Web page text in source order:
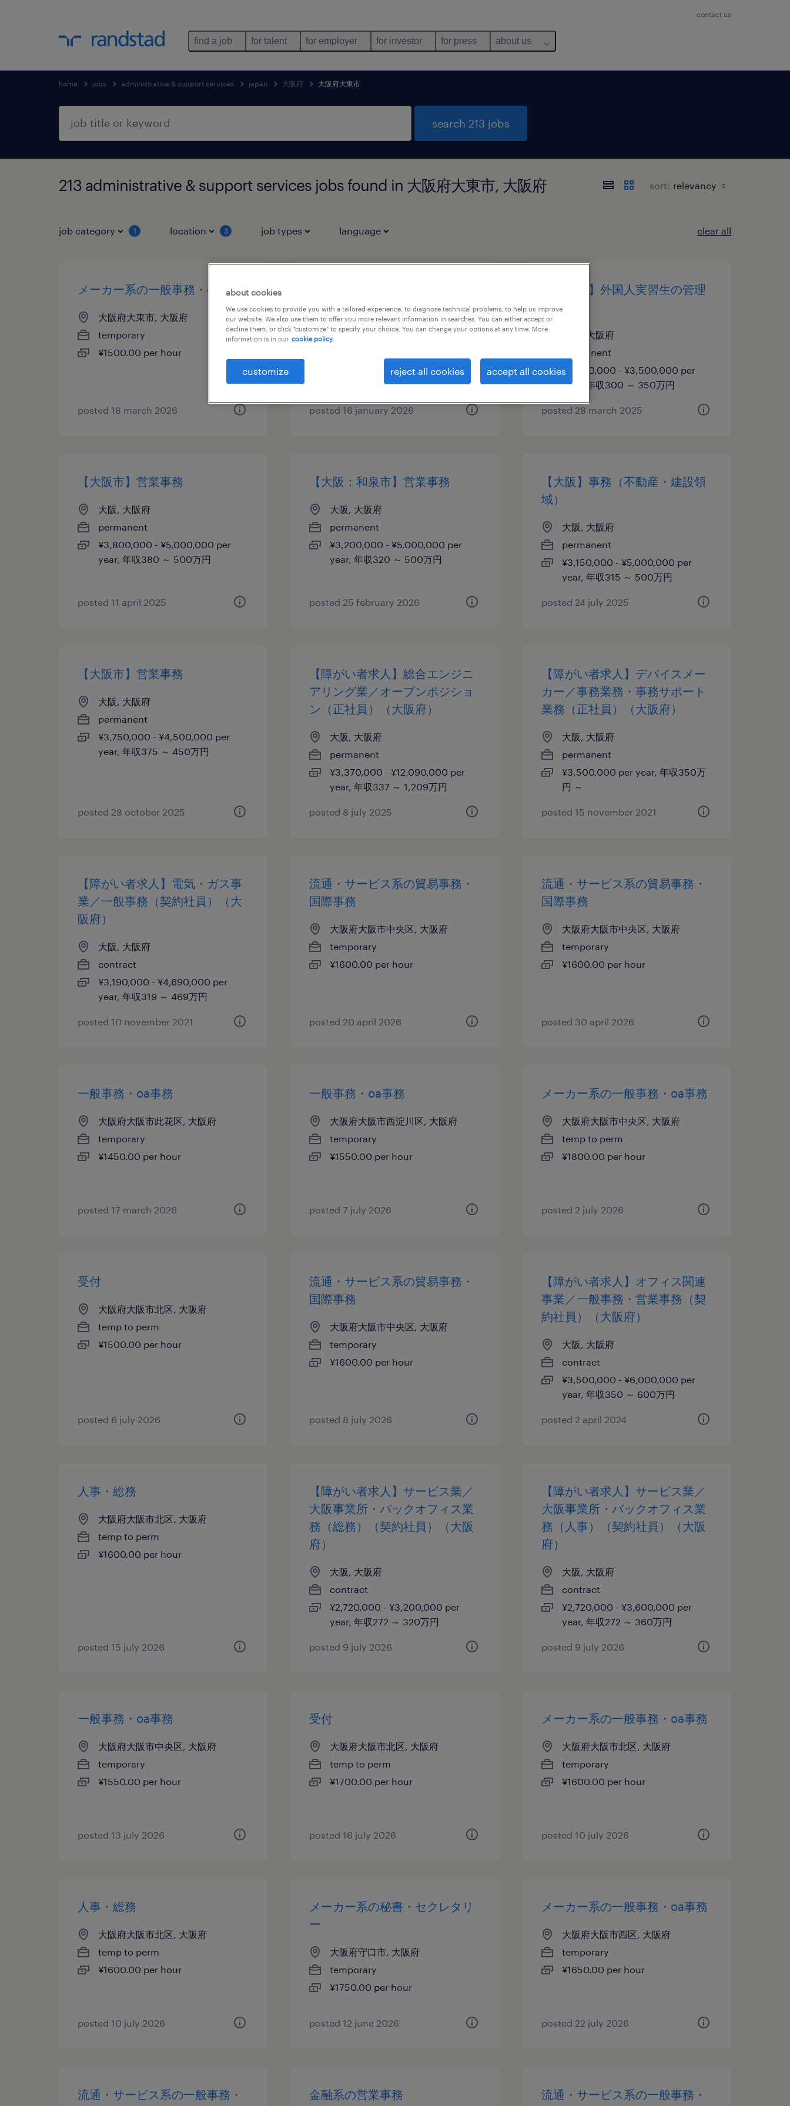
contact us
find a job for talent for employer for investor for press about us
home jobs administrative & support services japan 大阪府 大阪府大東市
search 213 jobs
213 administrative & support services jobs found in 大阪府大東市, 大阪府 sort:
job category 1 location 3 job types language clear all
メーカー系の一般事務・oa事務
大阪府大東市, 大阪府
temporary
¥1500.00 per hour
posted 18 march 2026
大阪府大東市, 大阪府
temporary
posted 16 january 2026
【大阪市】外国人実習生の管理
業務
大阪, 大阪府
permanent
¥3,000,000 - ¥3,500,000 per
year, 年収300 ～ 350万円
posted 28 march 2025
【大阪市】営業事務
大阪, 大阪府
permanent
¥3,800,000 - ¥5,000,000 per
year, 年収380 ～ 500万円
posted 11 april 2025
【大阪：和泉市】営業事務
大阪, 大阪府
permanent
¥3,200,000 - ¥5,000,000 per
year, 年収320 ～ 500万円
posted 25 february 2026
【大阪】事務（不動産・建設領
域）
大阪, 大阪府
permanent
¥3,150,000 - ¥5,000,000 per
year, 年収315 ～ 500万円
posted 24 july 2025
【大阪市】営業事務
大阪, 大阪府
permanent
¥3,750,000 - ¥4,500,000 per
year, 年収375 ～ 450万円
posted 28 october 2025
【障がい者求人】総合エンジニ
アリング業／オープンポジショ
ン（正社員）（大阪府）
大阪, 大阪府
permanent
¥3,370,000 - ¥12,090,000 per
year, 年収337 ～ 1,209万円
posted 8 july 2025
【障がい者求人】デバイスメー
カー／事務業務・事務サポート
業務（正社員）（大阪府）
大阪, 大阪府
permanent
¥3,500,000 per year, 年収350万
円 ～
posted 15 november 2021
【障がい者求人】電気・ガス事
業／一般事務（契約社員）（大
阪府）
大阪, 大阪府
contract
¥3,190,000 - ¥4,690,000 per
year, 年収319 ～ 469万円
posted 10 november 2021
流通・サービス系の貿易事務・
国際事務
大阪府大阪市中央区, 大阪府
temporary
¥1600.00 per hour
posted 20 april 2026
流通・サービス系の貿易事務・
国際事務
大阪府大阪市中央区, 大阪府
temporary
¥1600.00 per hour
posted 30 april 2026
一般事務・oa事務
大阪府大阪市此花区, 大阪府
temporary
¥1450.00 per hour
posted 17 march 2026
一般事務・oa事務
大阪府大阪市西淀川区, 大阪府
temporary
¥1550.00 per hour
posted 7 july 2026
メーカー系の一般事務・oa事務
大阪府大阪市中央区, 大阪府
temp to perm
¥1800.00 per hour
posted 2 july 2026
受付
大阪府大阪市北区, 大阪府
temp to perm
¥1500.00 per hour
posted 6 july 2026
流通・サービス系の貿易事務・
国際事務
大阪府大阪市中央区, 大阪府
temporary
¥1600.00 per hour
posted 8 july 2026
【障がい者求人】オフィス関連
事業／一般事務・営業事務（契
約社員）（大阪府）
大阪, 大阪府
contract
¥3,500,000 - ¥6,000,000 per
year, 年収350 ～ 600万円
posted 2 april 2024
人事・総務
大阪府大阪市北区, 大阪府
temp to perm
¥1600.00 per hour
posted 15 july 2026
【障がい者求人】サービス業／
大阪事業所・バックオフィス業
務（総務）（契約社員）（大阪
府）
大阪, 大阪府
contract
¥2,720,000 - ¥3,200,000 per
year, 年収272 ～ 320万円
posted 9 july 2026
【障がい者求人】サービス業／
大阪事業所・バックオフィス業
務（人事）（契約社員）（大阪
府）
大阪, 大阪府
contract
¥2,720,000 - ¥3,600,000 per
year, 年収272 ～ 360万円
posted 9 july 2026
一般事務・oa事務
大阪府大阪市中央区, 大阪府
temporary
¥1550.00 per hour
posted 13 july 2026
受付
大阪府大阪市北区, 大阪府
temp to perm
¥1700.00 per hour
posted 16 july 2026
メーカー系の一般事務・oa事務
大阪府大阪市北区, 大阪府
temporary
¥1600.00 per hour
posted 10 july 2026
人事・総務
大阪府大阪市北区, 大阪府
temp to perm
¥1600.00 per hour
posted 10 july 2026
メーカー系の秘書・セクレタリ
ー
大阪府守口市, 大阪府
temporary
¥1750.00 per hour
posted 12 june 2026
メーカー系の一般事務・oa事務
大阪府大阪市西区, 大阪府
temporary
¥1650.00 per hour
posted 22 july 2026
流通・サービス系の一般事務・
金融系の営業事務
流通・サービス系の一般事務・
about cookies
We use cookies to provide you with a tailored experience, to diagnose technical problems, to help us improve
our website. We also use them to offer you more relevant information in searches. You can either accept or
decline them, or click "customize" to specify your choice. You can change your options at any time. More
information is in our cookie policy.
customize reject all cookies accept all cookies